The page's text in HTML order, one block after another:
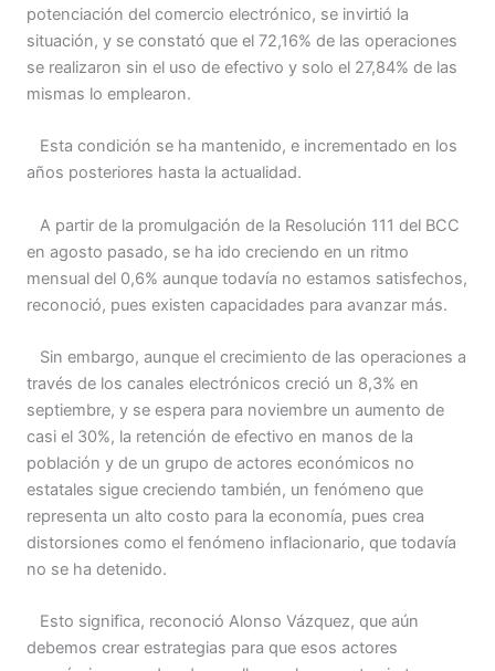
potenciación del comercio electrónico, se invirtió la
situación, y se constató que el 72,16% de las operaciones
se realizaron sin el uso de efectivo y solo el 27,84% de las
mismas lo emplearon.
Esta condición se ha mantenido, e incrementado en los
años posteriores hasta la actualidad.
A partir de la promulgación de la Resolución 111 del BCC
en agosto pasado, se ha ido creciendo en un ritmo
mensual del 0,6% aunque todavía no estamos satisfechos,
reconoció, pues existen capacidades para avanzar más.
Sin embargo, aunque el crecimiento de las operaciones a
través de los canales electrónicos creció un 8,3% en
septiembre, y se espera para noviembre un aumento de
casi el 30%, la retención de efectivo en manos de la
población y de un grupo de actores económicos no
estatales sigue creciendo también, un fenómeno que
representa un alto costo para la economía, pues crea
distorsiones como el fenómeno inflacionario, que todavía
no se ha detenido.
Esto significa, reconoció Alonso Vázquez, que aún
debemos crear estrategias para que esos actores